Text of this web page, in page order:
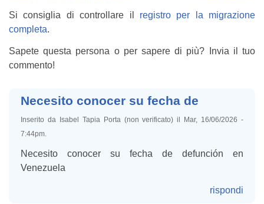
Si consiglia di controllare il registro per la migrazione
completa.
Sapete questa persona o per sapere di più? Invia il tuo
commento!
Necesito conocer su fecha de
Inserito da Isabel Tapia Porta (non verificato) il Mar, 16/06/2026 -
7:44pm.
Necesito conocer su fecha de defunción en
Venezuela
rispondi